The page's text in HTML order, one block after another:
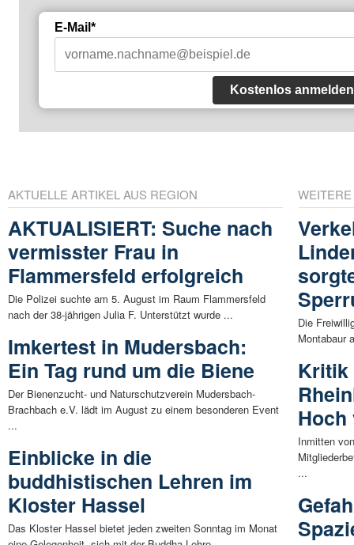
E-Mail*
Kostenlos anmelden
AKTUELLE ARTIKEL AUS REGION
AKTUALISIERT: Suche nach
vermisster Frau in
Flammersfeld erfolgreich
Die Polizei suchte am 5. August im Raum Flammersfeld
nach der 38-jährigen Julia F. Unterstützt wurde ...
Imkertest in Mudersbach:
Ein Tag rund um die Biene
Der Bienenzucht- und Naturschutzverein Mudersbach-
Brachbach e.V. lädt im August zu einem besonderen Event
...
Einblicke in die
buddhistischen Lehren im
Kloster Hassel
Das Kloster Hassel bietet jeden zweiten Sonntag im Monat
Die
Montabaur
Kritik
Inmitten
...